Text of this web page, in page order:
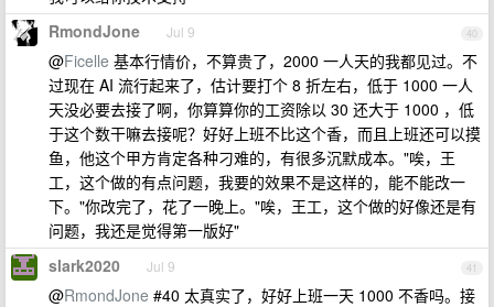
40
RmondJone Jul 9
@Ficelle 基本行情价，不算贵了，2000 一人天的我都见过。不
过现在 AI 流行起来了，估计要打个 8 折左右，低于 1000 一人
天没必要去接了啊，你算算你的工资除以 30 还大于 1000 ，低
于这个数干嘛去接呢？好好上班不比这个香，而且上班还可以摸
鱼，他这个甲方肯定各种刁难的，有很多沉默成本。"唉，王
工，这个做的有点问题，我要的效果不是这样的，能不能改一
下。"你改完了，花了一晚上。"唉，王工，这个做的好像还是有
问题，我还是觉得第一版好"
41
slark2020 Jul 9
@RmondJone #40 太真实了，好好上班一天 1000 不香吗。接